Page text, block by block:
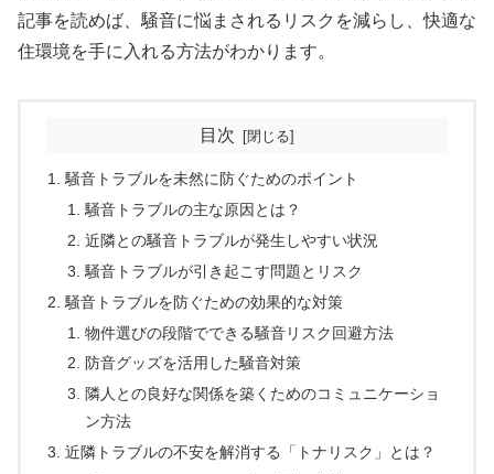
記事を読めば、騒音に悩まされるリスクを減らし、快適な
住環境を手に入れる方法がわかります。
目次
騒音トラブルを未然に防ぐためのポイント
騒音トラブルの主な原因とは？
近隣との騒音トラブルが発生しやすい状況
騒音トラブルが引き起こす問題とリスク
騒音トラブルを防ぐための効果的な対策
物件選びの段階でできる騒音リスク回避方法
防音グッズを活用した騒音対策
隣人との良好な関係を築くためのコミュニケーショ
ン方法
近隣トラブルの不安を解消する「トナリスク」とは？